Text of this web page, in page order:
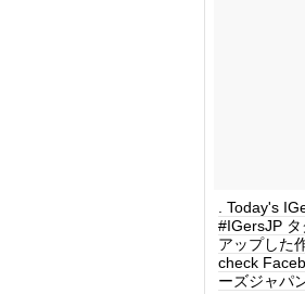
. Today's
#IGersJP
アップした
check
ーズジャパ